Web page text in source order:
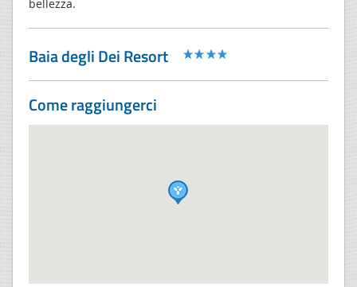
bellezza.
Baia degli Dei Resort
Come raggiungerci